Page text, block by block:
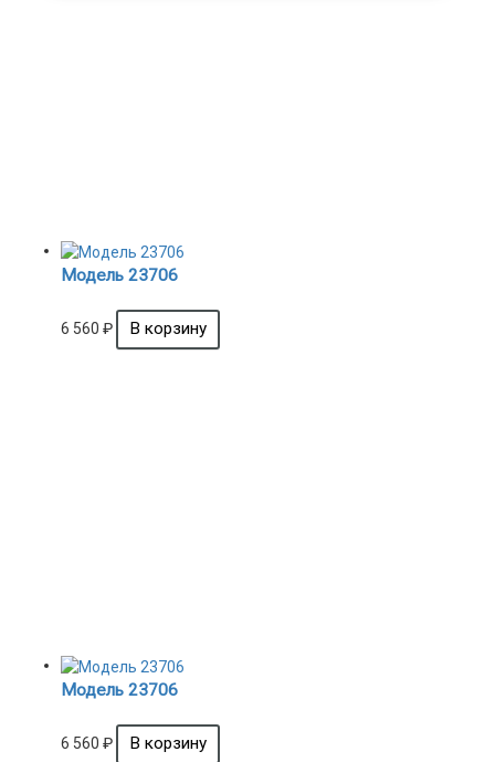
Модель 23706
6 560 ₽
Модель 23706
6 560 ₽